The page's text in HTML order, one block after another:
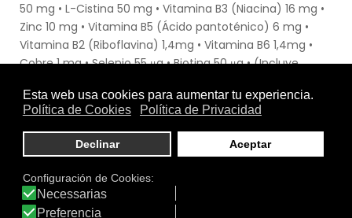
50 mg • L-Cistina 50 mg • Vitamina B3 (Niacina) 16 mg •
Zinc 10 mg • Vitamina B5 (Ácido pantoténico) 6 mg •
Vitamina B2 (Riboflavina) 1,4mg • Vitamina B6 1,4mg •
Cobre 1 mg • Selenio 55 μg • Biotina 50 μg • (Incluye
• Tomar 2 cápsulas al día, a la vez. • Preferentemente
con el desayuno y abundante agua (150 ml). • Para
obtener unos resultados óptimos se aconseja tomar el
producto durante un mínimo de 3 meses. • No superar la